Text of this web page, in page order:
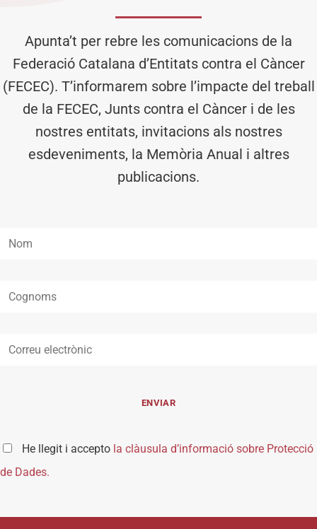
Apunta’t per rebre les comunicacions de la
Federació Catalana d’Entitats contra el Càncer
(FECEC). T’informarem sobre l’impacte del treball
de la FECEC, Junts contra el Càncer i de les
nostres entitats, invitacions als nostres
esdeveniments, la Memòria Anual i altres
publicacions.
He llegit i accepto la clàusula d’informació sobre Protecció
de Dades.